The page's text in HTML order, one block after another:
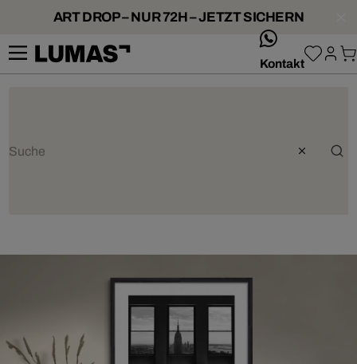
ART DROP – NUR 72H – JETZT SICHERN
Kontakt